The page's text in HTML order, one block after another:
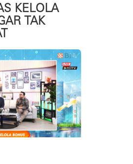
KELOLA
TAK